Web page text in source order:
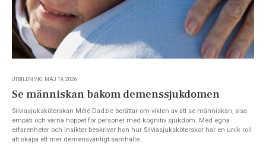
UTBILDNING, MAJ 19, 2026
Se människan bakom demenssjukdomen
Silviasjuksköterskan Mélé Dadzie berättar om vikten av att se människan, visa
empati och värna hoppet för personer med kognitiv sjukdom. Med egna
erfarenheter och insikter beskriver hon hur Silviasjuksköterskor har en unik roll
att skapa ett mer demensvänligt samhälle.